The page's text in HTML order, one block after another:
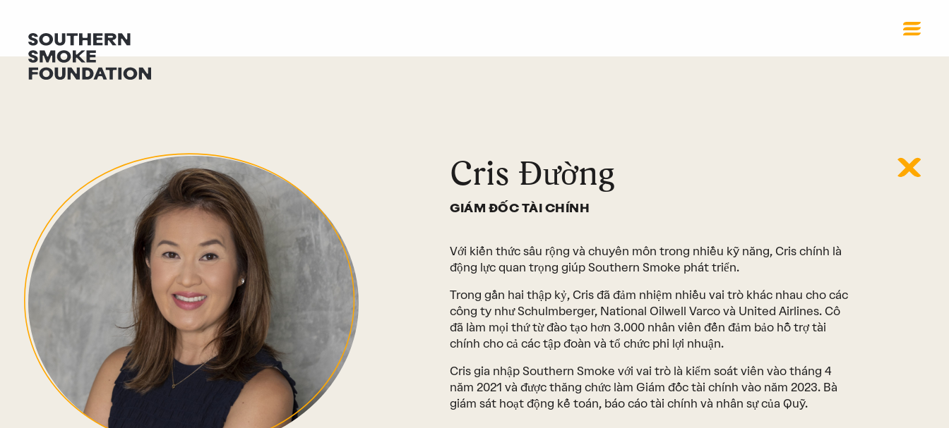
Cris Đường
GIÁM ĐỐC TÀI CHÍNH
Với kiến thức sâu rộng và chuyên môn trong nhiều kỹ năng, Cris chính là
động lực quan trọng giúp Southern Smoke phát triển.
Trong gần hai thập kỷ, Cris đã đảm nhiệm nhiều vai trò khác nhau cho các
công ty như Schulmberger, National Oilwell Varco và United Airlines. Cô
đã làm mọi thứ từ đào tạo hơn 3.000 nhân viên đến đảm bảo hỗ trợ tài
chính cho cả các tập đoàn và tổ chức phi lợi nhuận.
Cris gia nhập Southern Smoke với vai trò là kiểm soát viên vào tháng 4
năm 2021 và được thăng chức làm Giám đốc tài chính vào năm 2023. Bà
giám sát hoạt động kế toán, báo cáo tài chính và nhân sự của Quỹ.